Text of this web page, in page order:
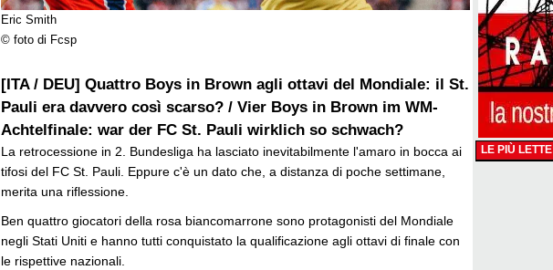
Eric Smith
© foto di Fcsp
[ITA / DEU] Quattro Boys in Brown agli ottavi del Mondiale: il St.
Pauli era davvero così scarso? / Vier Boys in Brown im WM-
Achtelfinale: war der FC St. Pauli wirklich so schwach?
La retrocessione in 2. Bundesliga ha lasciato inevitabilmente l'amaro in bocca ai
tifosi del FC St. Pauli. Eppure c'è un dato che, a distanza di poche settimane,
merita una riflessione.
Ben quattro giocatori della rosa biancomarrone sono protagonisti del Mondiale
negli Stati Uniti e hanno tutti conquistato la qualificazione agli ottavi di finale con
le rispettive nazionali.
LE PIÙ